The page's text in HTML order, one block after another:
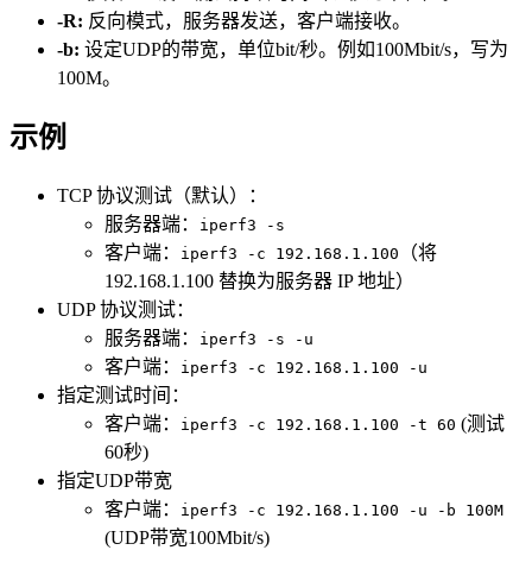
-R: 反向模式，服务器发送，客户端接收。
-b: 设定UDP的带宽，单位bit/秒。例如100Mbit/s，写为
100M。
示例
TCP 协议测试（默认）：
服务器端：
iperf3 -s
客户端： iperf3 -c 192.168.1.100
（将
192.168.1.100 替换为服务器 IP 地址）
UDP 协议测试：
服务器端：
iperf3 -s -u
客户端： iperf3 -c 192.168.1.100 -u
指定测试时间：
客户端：
iperf3 -c 192.168.1.100 -t 60 (测试
60秒)
指定UDP带宽
客户端：
iperf3 -c 192.168.1.100 -u -b 100M
(UDP带宽100Mbit/s)